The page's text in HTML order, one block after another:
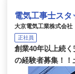
電気工事士スタ
大京電気工業株式会社
正社員
創業40年以上続
の経験者募集！！